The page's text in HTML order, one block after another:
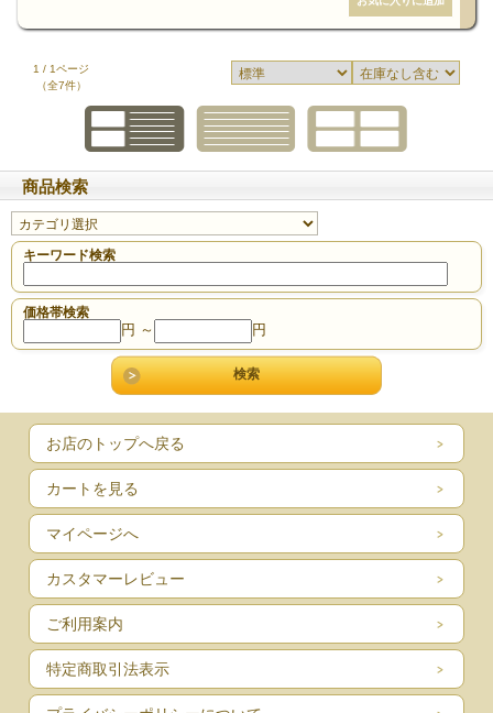
祖父・正垣一義
乳酸菌研究所（京都・不老園）
祖父・正垣一義（まさがき かずよし）は、その後さら
に研究を発展させ、1949~50年には国会で「佛教原理の
應用範囲」、「長寿論と有効細菌について」と題した、
国民体質改善を目的とした腸内細菌に纏わる講演を二度
にわたり行い、賞詞を受けました。
1 / 1ページ
（全7件）
商品検索
キーワード検索
価格帯検索
円 ～ 円
お店のトップへ戻る
カートを見る
マイページへ
カスタマーレビュー
ご利用案内
特定商取引法表示